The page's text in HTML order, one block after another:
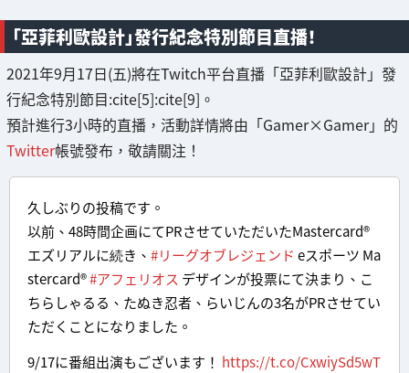
「亞菲利歐設計」發行紀念特別節目直播！
2021年9月17日(五)將在Twitch平台直播「亞菲利歐設計」發
行紀念特別節目:cite[5]:cite[9]。
預計進行3小時的直播，活動詳情將由「Gamer×Gamer」的
Twitter帳號發布，敬請關注！
久しぶりの投稿です。
以前、48時間企画にてPRさせていただいたMastercard®
エズリアルに続き、 #リーグオブレジェンド eスポーツ Ma
stercard®#アフェリオス デザインが投票にて決まり、こ
ちらしゃるる、たぬき忍者、らいじんの3名がPRさせてい
ただくことになりました。
9/17に番組出演もございます！ https://t.co/CxwiySd5wT